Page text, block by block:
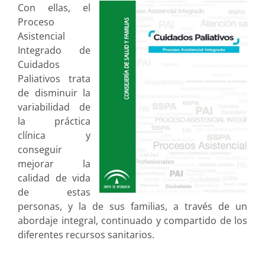
Con ellas, el
Proceso
Asistencial
Integrado de
Cuidados
Paliativos trata
de disminuir la
variabilidad de
la práctica
clínica y
conseguir
mejorar la
calidad de vida
de estas
personas, y la de sus familias, a través de un
abordaje integral, continuado y compartido de los
diferentes recursos sanitarios.